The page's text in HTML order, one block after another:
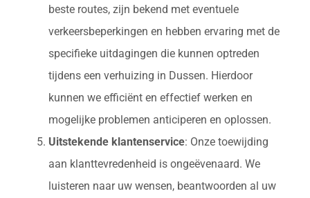
beste routes, zijn bekend met eventuele
verkeersbeperkingen en hebben ervaring met de
specifieke uitdagingen die kunnen optreden
tijdens een verhuizing in Dussen. Hierdoor
kunnen we efficiënt en effectief werken en
mogelijke problemen anticiperen en oplossen.
Uitstekende klantenservice: Onze toewijding
aan klanttevredenheid is ongeëvenaard. We
luisteren naar uw wensen, beantwoorden al uw